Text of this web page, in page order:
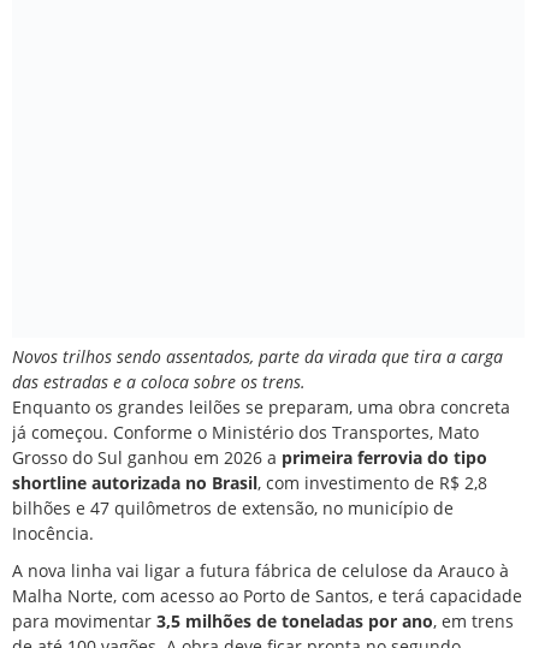
Novos trilhos sendo assentados, parte da virada que tira a carga
das estradas e a coloca sobre os trens.
Enquanto os grandes leilões se preparam, uma obra concreta
já começou. Conforme o Ministério dos Transportes, Mato
Grosso do Sul ganhou em 2026 a primeira ferrovia do tipo
shortline autorizada no Brasil, com investimento de R$ 2,8
bilhões e 47 quilômetros de extensão, no município de
Inocência.
A nova linha vai ligar a futura fábrica de celulose da Arauco à
Malha Norte, com acesso ao Porto de Santos, e terá capacidade
para movimentar 3,5 milhões de toneladas por ano, em trens